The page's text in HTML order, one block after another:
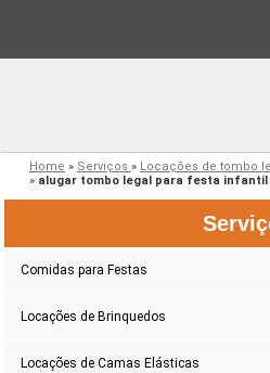
Home » Serviços » Locações de tombo
» alugar tombo legal para festa infantil
Comidas para Festas
Locações de Brinquedos
Locações de Camas Elásticas